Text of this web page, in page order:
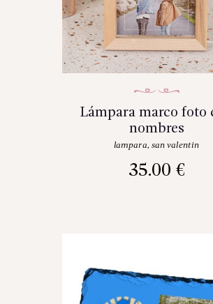
Lámpara marco foto
nombres
lampara, san valentin
35.00 €